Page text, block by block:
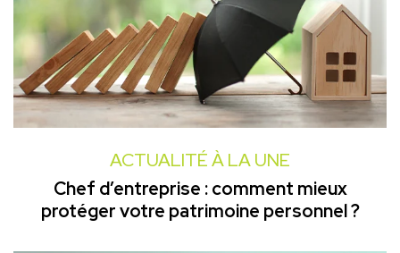
ACTUALITÉ À LA UNE
Chef d’entreprise : comment mieux
protéger votre patrimoine personnel ?